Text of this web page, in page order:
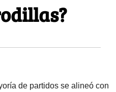
de partidos se alineó con